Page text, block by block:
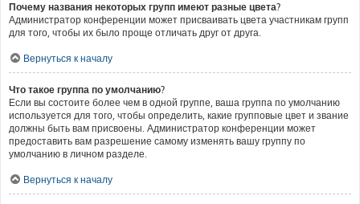
Почему названия некоторых групп имеют разные цвета?
Администратор конференции может присваивать цвета участникам групп
для того, чтобы их было проще отличать друг от друга.
Вернуться к началу
Что такое группа по умолчанию?
Если вы состоите более чем в одной группе, ваша группа по умолчанию
используется для того, чтобы определить, какие групповые цвет и звание
должны быть вам присвоены. Администратор конференции может
предоставить вам разрешение самому изменять вашу группу по
умолчанию в личном разделе.
Вернуться к началу